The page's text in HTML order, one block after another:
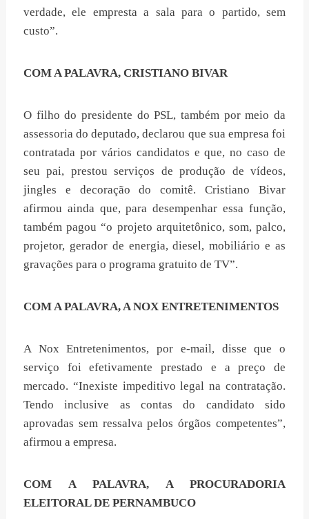
verdade, ele empresta a sala para o partido, sem
custo”.
COM A PALAVRA, CRISTIANO BIVAR
O filho do presidente do PSL, também por meio da
assessoria do deputado, declarou que sua empresa foi
contratada por vários candidatos e que, no caso de
seu pai, prestou serviços de produção de vídeos,
jingles e decoração do comitê. Cristiano Bivar
afirmou ainda que, para desempenhar essa função,
também pagou “o projeto arquitetônico, som, palco,
projetor, gerador de energia, diesel, mobiliário e as
gravações para o programa gratuito de TV”.
COM A PALAVRA, A NOX ENTRETENIMENTOS
A Nox Entretenimentos, por e-mail, disse que o
serviço foi efetivamente prestado e a preço de
mercado. “Inexiste impeditivo legal na contratação.
Tendo inclusive as contas do candidato sido
aprovadas sem ressalva pelos órgãos competentes”,
afirmou a empresa.
COM A PALAVRA, A PROCURADORIA
ELEITORAL DE PERNAMBUCO